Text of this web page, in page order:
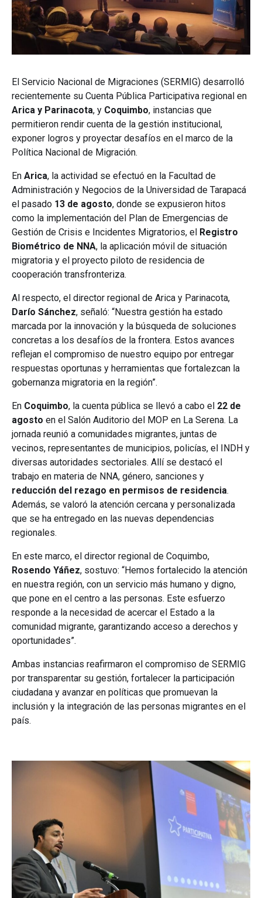
El Servicio Nacional de Migraciones (SERMIG) desarrolló
recientemente su Cuenta Pública Participativa regional en
Arica y Parinacota, y Coquimbo, instancias que
permitieron rendir cuenta de la gestión institucional,
exponer logros y proyectar desafíos en el marco de la
Política Nacional de Migración.
En Arica, la actividad se efectuó en la Facultad de
Administración y Negocios de la Universidad de Tarapacá
el pasado 13 de agosto, donde se expusieron hitos
como la implementación del Plan de Emergencias de
Gestión de Crisis e Incidentes Migratorios, el Registro
Biométrico de NNA, la aplicación móvil de situación
migratoria y el proyecto piloto de residencia de
cooperación transfronteriza.
Al respecto, el director regional de Arica y Parinacota,
Darío Sánchez, señaló: “Nuestra gestión ha estado
marcada por la innovación y la búsqueda de soluciones
concretas a los desafíos de la frontera. Estos avances
reflejan el compromiso de nuestro equipo por entregar
respuestas oportunas y herramientas que fortalezcan la
gobernanza migratoria en la región”.
En Coquimbo, la cuenta pública se llevó a cabo el 22 de
agosto en el Salón Auditorio del MOP en La Serena. La
jornada reunió a comunidades migrantes, juntas de
vecinos, representantes de municipios, policías, el INDH y
diversas autoridades sectoriales. Allí se destacó el
trabajo en materia de NNA, género, sanciones y
reducción del rezago en permisos de residencia.
Además, se valoró la atención cercana y personalizada
que se ha entregado en las nuevas dependencias
regionales.
En este marco, el director regional de Coquimbo,
Rosendo Yáñez, sostuvo: “Hemos fortalecido la atención
en nuestra región, con un servicio más humano y digno,
que pone en el centro a las personas. Este esfuerzo
responde a la necesidad de acercar el Estado a la
comunidad migrante, garantizando acceso a derechos y
oportunidades”.
Ambas instancias reafirmaron el compromiso de SERMIG
por transparentar su gestión, fortalecer la participación
ciudadana y avanzar en políticas que promuevan la
inclusión y la integración de las personas migrantes en el
país.